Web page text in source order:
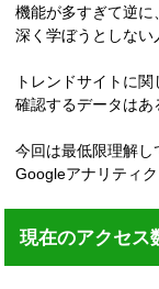
機能が多すぎて逆に
深く学ぼうとしない
トレンドサイトに関
確認するデータはあ
今回は最低限理解し
Googleアナリティ
現在のアクセス